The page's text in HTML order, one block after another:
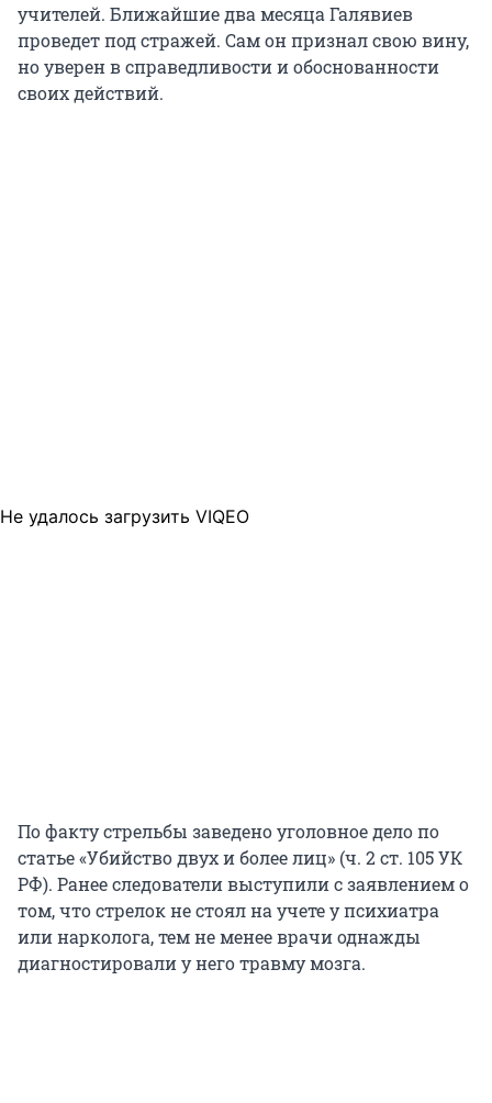
учителей. Ближайшие два месяца Галявиев
проведет под стражей. Сам он признал свою вину,
но уверен в справедливости и обоснованности
своих действий.
Не удалось загрузить VIQEO
По факту стрельбы заведено уголовное дело по
статье «Убийство двух и более лиц» (ч. 2 ст. 105 УК
РФ). Ранее следователи выступили с заявлением о
том, что стрелок не стоял на учете у психиатра
или нарколога, тем не менее врачи однажды
диагностировали у него травму мозга.